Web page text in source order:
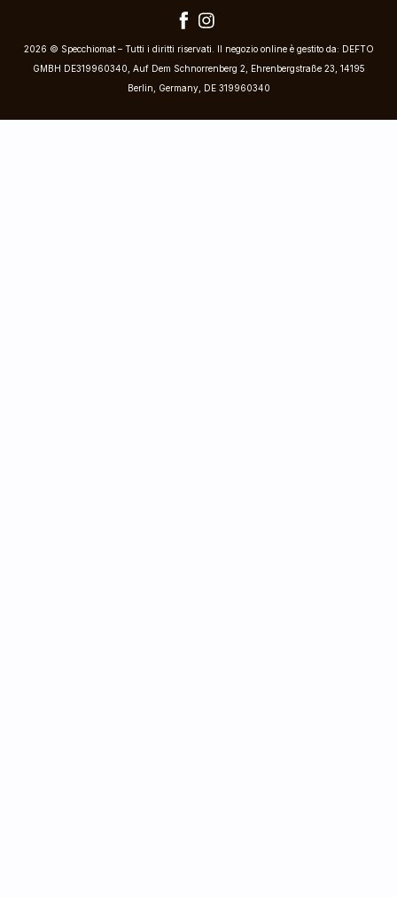
2026 © Specchiomat – Tutti i diritti riservati. Il negozio online è gestito da: DEFTO
GMBH DE319960340, Auf Dem Schnorrenberg 2, Ehrenbergstraße 23, 14195
Berlin, Germany, DE 319960340